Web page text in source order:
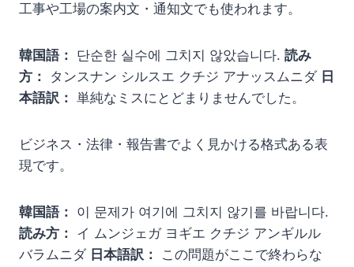
工事や工場の案内文・通知文でも使われます。
韓国語： 단순한 실수에 그치지 않았습니다. 読み
方：
タンスナン シルスエ クチジ アナッスムニダ 日
本語訳： 単純なミスにとどまりませんでした。
ビジネス・法律・報告書でよく見かける格式ある表
現です。
韓国語： 이 문제가 여기에 그치지 않기를 바랍니다.
読み方： イ ムンジェガ ヨギエ クチジ アンギルル
バラムニダ 日本語訳：
この問題がここで終わらな